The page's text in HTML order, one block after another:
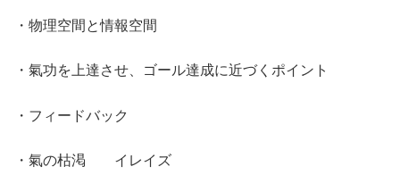
・物理空間と情報空間
・氣功を上達させ、ゴール達成に近づくポイント
・フィードバック
・氣の枯渇 イレイズ